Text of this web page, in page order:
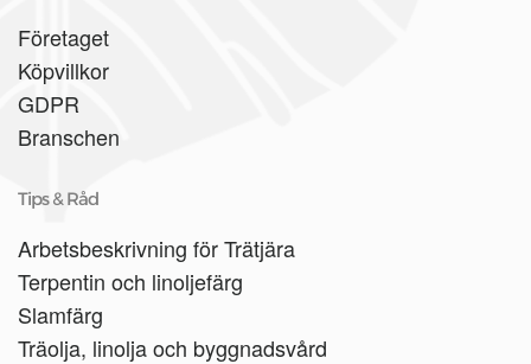
Företaget
Köpvillkor
GDPR
Branschen
Tips & Råd
Arbetsbeskrivning för Trätjära
Terpentin och linoljefärg
Slamfärg
Träolja, linolja och byggnadsvård